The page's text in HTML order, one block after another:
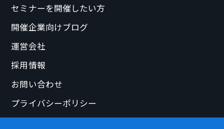
セミナーを開催したい方
開催企業向けブログ
運営会社
採用情報
お問い合わせ
プライバシーポリシー